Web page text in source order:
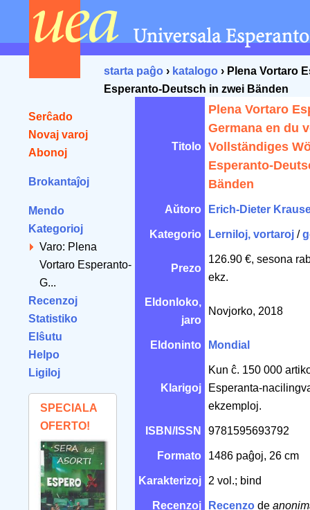
starta paĝo › katalogo › Plena Vortaro
Esperanto-Deutsch in zwei Bänden
Serĉado
Novaj varoj
Abonoj
Brokantaĵoj
Mendo
Kategorioj
Varo: Plena
Vortaro Esperanto-
G...
Recenzoj
Statistiko
Elŝutu
Helpo
Ligiloj
SPECIALA
OFERTO!
Titolo
Plena Vortaro
Germana en du
Vollständiges
Esperanto-
Bänden
Aŭtoro Erich-Dieter
Kategorio Lerniloj, vortaroj /
Prezo
126.90 €, sesona
ekz.
Eldonloko,
jaro
Novjorko, 2018
Eldoninto Mondial
Klarigoj
Kun ĉ. 150 000
Esperanta-
ekzemploj.
ISBN/ISSN 9781595693792
Formato 1486 paĝoj, 26 cm
Karakterizoj 2 vol.; bind
Recenzoj Recenzo de